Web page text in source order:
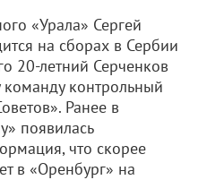
«Урала» Сергей
на сборах в Сербии
20-летний Серченков
команду контрольный
Ранее в
появилась
что скорее
в «Оренбург» на